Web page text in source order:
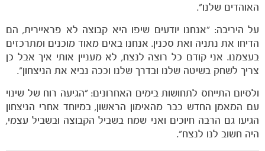
האוהדים שלנו״.
על היריבה: ״אנחנו יודעים שיפו היא קבוצה לא פראיירית, הם
הדיחו את נתניה ואת סכנין. אנחנו באים מאוד מוכנים ומתרכזים
בעצמנו. אני קודם כל רוצה לנצח, לא מעניין אותי איך אבל כן
צריך לשחק בשיטה שלנו ובדרך שלנו וככה נביא את הניצחון״.
ולסיום התייחס לתחושות בימים האחרונים: ״הגיעה רוח של שינוי
עם המאמן החדש כבר מהאימון הראשון, במיוחד אחרי הניצחון
הגיעו גם הרבה חיוכים ואני שמח בשביל הקבוצה ובשביל עצמי,
היה חשוב לנו לנצח״.